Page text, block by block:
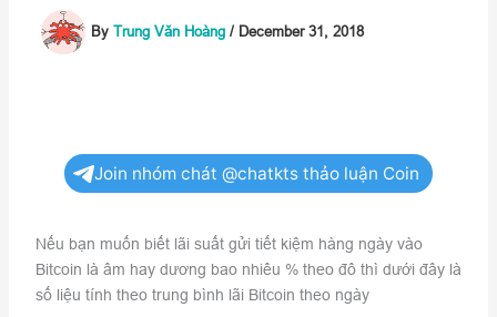
By Trung Văn Hoàng / December 31, 2018
Join nhóm chát @chatkts thảo luận Coin
Nếu bạn muốn biết lãi suất gửi tiết kiệm hàng ngày vào
Bitcoin là âm hay dương bao nhiêu % theo đô thì dưới đây là
số liệu tính theo trung bình lãi Bitcoin theo ngày